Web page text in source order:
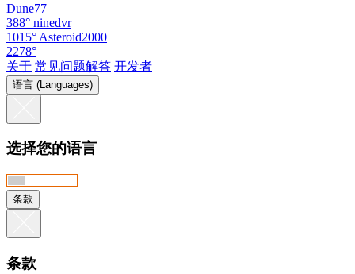
Dune77
388° ninedvr
1015° Asteroid2000
2278°
关于 常见问题解答 开发者
语言 (Languages)
选择您的语言
条款
条款